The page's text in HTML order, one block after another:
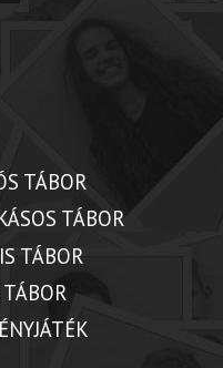
TÁBOR
TÁBOR
TÁBOR
TÁBOR